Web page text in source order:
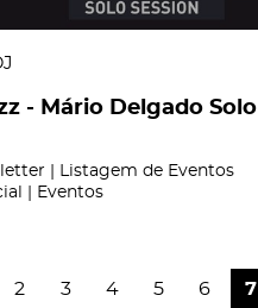
- Mário Delgado Solo
| Listagem de Eventos
| Eventos
2 3 4 5 6 7